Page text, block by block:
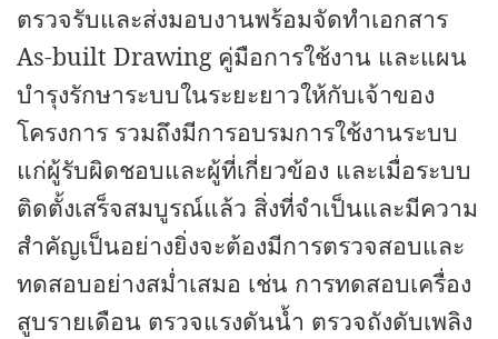
ตรวจรับและส่งมอบงานพร้อมจัดทำเอกสาร
As-built Drawing คู่มือการใช้งาน และแผน
บำรุงรักษาระบบในระยะยาวให้กับเจ้าของ
โครงการ รวมถึงมีการอบรมการใช้งานระบบ
แก่ผู้รับผิดชอบและผู้ที่เกี่ยวข้อง และเมื่อระบบ
ติดตั้งเสร็จสมบูรณ์แล้ว สิ่งที่จำเป็นและมีความ
สำคัญเป็นอย่างยิ่งจะต้องมีการตรวจสอบและ
ทดสอบอย่างสม่ำเสมอ เช่น การทดสอบเครื่อง
สูบรายเดือน ตรวจแรงดันน้ำ ตรวจถังดับเพลิง